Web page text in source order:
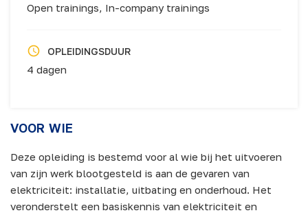
VOOR WIE
Deze opleiding is bestemd voor al wie bij het uitvoeren
van zijn werk blootgesteld is aan de gevaren van
elektriciteit: installatie, uitbating en onderhoud. Het
veronderstelt een basiskennis van elektriciteit en
Open trainings, In-company trainings
OPLEIDINGSDUUR
4 dagen